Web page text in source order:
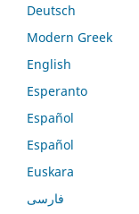
Deutsch
Modern Greek
English
Esperanto
Español
Español
Euskara
فارسی